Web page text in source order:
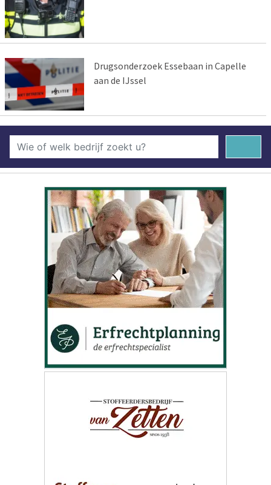
Drugsonderzoek Essebaan in Capelle
aan de IJssel